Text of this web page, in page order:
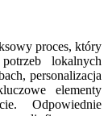
proces, który
lokalnych
personalizacja
elementy
Odpowiednie